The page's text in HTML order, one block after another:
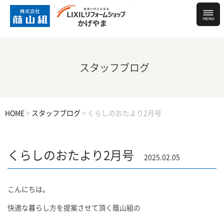
スタッフブログ
HOME > スタッフブログ > くらしのおたより2月号
くらしのおたより2月号 2025.02.05
こんにちは。
快適な暮らし方を提案させて頂く蔭山組の